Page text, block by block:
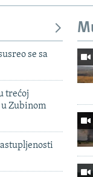
se sa
trećoj
Zubinom